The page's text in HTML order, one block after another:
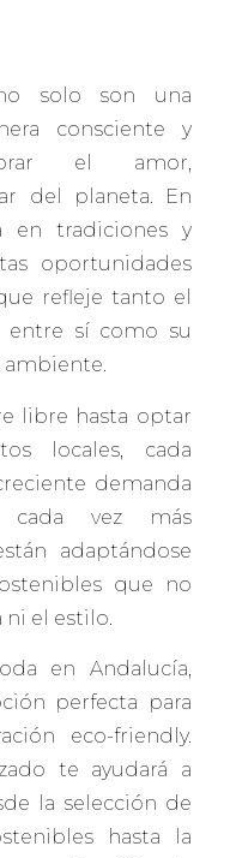
solo son una
consciente y
el amor,
del planeta. En
en tradiciones y
oportunidades
refleje tanto el
entre sí como su
libre hasta optar
locales, cada
demanda
vez más
adaptándose
que no
el estilo.
en Andalucía,
perfecta para
eco-friendly.
te ayudará a
la selección de
hasta la